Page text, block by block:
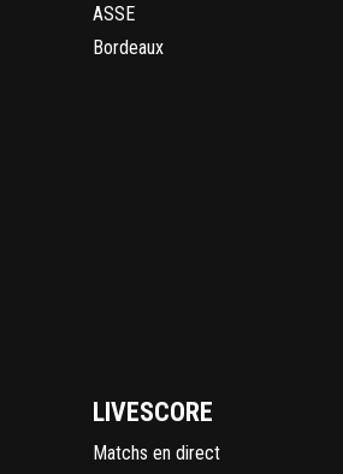
ASSE
Bordeaux
LIVESCORE
Matchs en direct